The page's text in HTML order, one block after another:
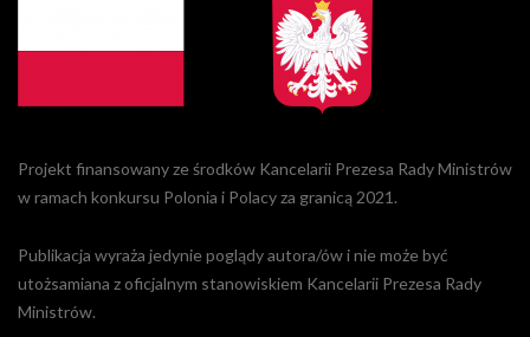
Projekt finansowany ze środków Kancelarii Prezesa Rady Ministrów
w ramach konkursu Polonia i Polacy za granicą 2021.
Publikacja wyraża jedynie poglądy autora/ów i nie może być
utożsamiana z oficjalnym stanowiskiem Kancelarii Prezesa Rady
Ministrów.